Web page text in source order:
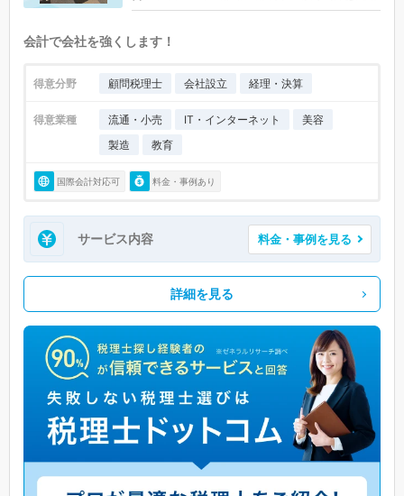
会計で会社を強くします！
得意分野 顧問税理士 会社設立 経理・決算
得意業種 流通・小売 IT・インターネット
美容
製造
教育
国際会計対応可 料金・事例あり
サービス内容 料金・事例を見る
詳細を見る